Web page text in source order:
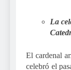
La
El cardenal
celebró el